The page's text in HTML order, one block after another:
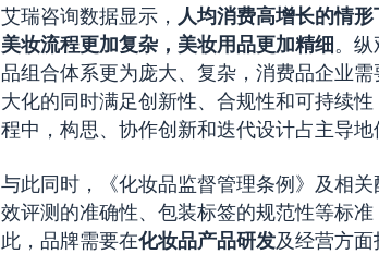
艾瑞咨询数据显示， 人均消费高增长的情
美妆流程更加复杂，美妆用品更加精细。
品组合体系更为庞大、复杂，消费品企业
大化的同时满足创新性、合规性和可持续
程中，构思、协作创新和迭代设计占主导地
与此同时，《化妆品监督管理条例》及相
效评测的准确性、包装标签的规范性等标
此，品牌需要在化妆品产品研发及经营方面